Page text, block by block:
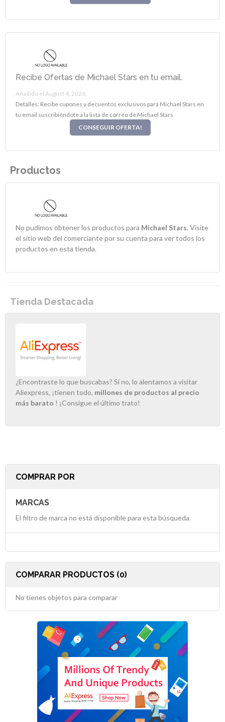
Recibe Ofertas de Michael Stars en tu email.
Añadido el August 4, 2026.
Detalles: Recibe cupones y decuentos exclusivos para Michael Stars en
tu email suscribiéndote a la lista de correo de Michael Stars
CONSEGUIR OFERTA!
Productos
No pudimos obtener los productos para Michael Stars. Visite
el sitio web del comerciante por su cuenta para ver todos los
productos en esta tienda.
Tienda Destacada
¿Encontraste lo que buscabas? Si no, lo alentamos a visitar
Aliexpress, ¡tienen todo, millones de productos al precio
más barato ! ¡Consigue el último trato!
COMPRAR POR
MARCAS
El filtro de marca no está disponible para esta búsqueda.
COMPARAR PRODUCTOS (0)
No tienes objetos para comparar